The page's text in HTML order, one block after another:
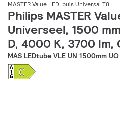
MASTER Value LED-buis Universal T8
Philips MASTER
Universeel, 1500
D, 4000 K, 3700
MAS LEDtube VLE UN 1500mm